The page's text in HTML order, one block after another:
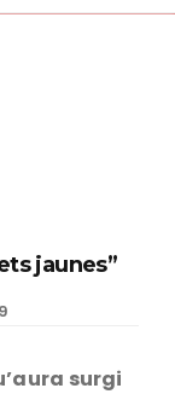
jaunes”
surgi